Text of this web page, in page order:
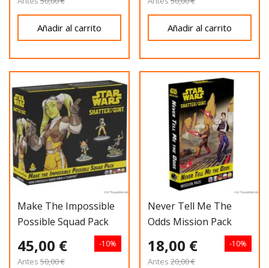
Añadir al carrito Añadir al carrito
Make The Impossible
Possible Squad Pack
45,00 €
Antes 50,00 €
-10%
Never Tell Me The
Odds Mission Pack
18,00 €
Antes 20,00 €
-10%